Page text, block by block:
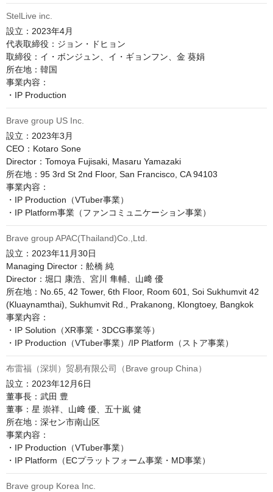
StelLive inc.
設立：2023年4月
代表取締役：ジョン・ドヒョン
取締役：イ・ボンジュン、イ・ギョンフン、金 葵娟
所在地：韓国
事業内容：
Brave group US Inc.
設立：2023年3月
CEO：Kotaro Sone
Director：Tomoya Fujisaki, Masaru Yamazaki
所在地：95 3rd St 2nd Floor, San Francisco, CA 94103
事業内容：
・IP Production（VTuber事業）
Brave group APAC(Thailand)Co.,Ltd.
設立：2023年11月30日
Managing Director：舩橋 純
Director：堀口 康浩、宮川 隼輔、山﨑 優
所在地：No.65, 42 Tower, 6th Floor, Room 601, Soi Sukhumvit 42
(Kluaynamthai), Sukhumvit Rd., Prakanong, Klongtoey, Bangkok
事業内容：
・IP Solution（XR事業・3DCG事業等）
・IP Production（VTuber事業）/IP Platform（ストア事業）
布雷福（深圳）贸易有限公司（Brave group China）
設立：2023年12月6日
董事長：武田 豊
董事：星 崇祥、山﨑 優、五十嵐 健
所在地：深セン市南山区
事業内容：
・IP Production（VTuber事業）
・IP Platform（ECプラットフォーム事業・MD事業）
Brave group Korea Inc.